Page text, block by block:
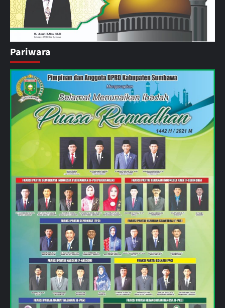
Pariwara